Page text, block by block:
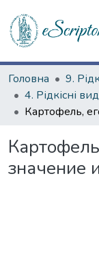
Головна
значение